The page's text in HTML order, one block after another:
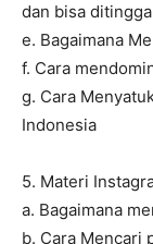
dan bisa
e. Bagaimana
f. Cara
g. Cara
Indonesia
5. Materi
a. Bagaimana
b. Cara Mencari